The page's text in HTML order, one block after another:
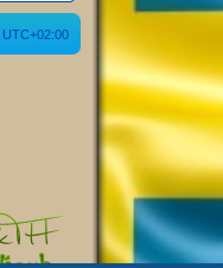
UTC+02:00